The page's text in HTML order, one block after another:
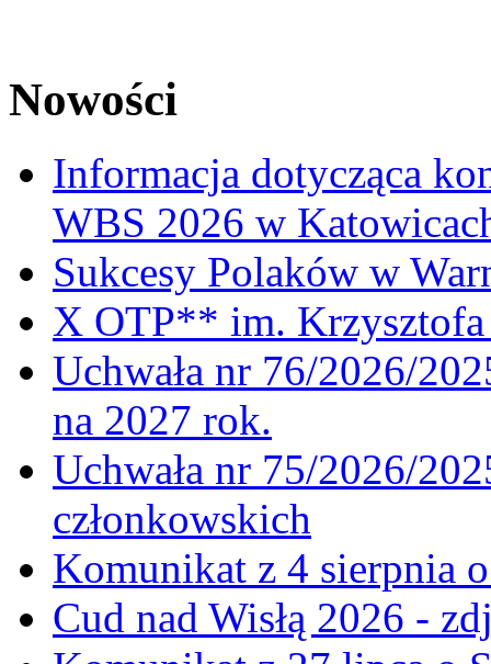
Nowości
Informacja dotycząca
WBS 2026 w
Sukcesy Polaków w
X OTP** im. Krzysztofa
Uchwała nr 76/2026/
na 2027 rok.
Uchwała nr 75/2026/
członkowskich
Komunikat z 4 sierpnia
Cud nad Wisłą 2026 -